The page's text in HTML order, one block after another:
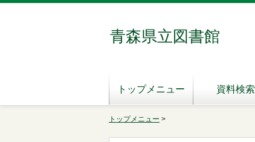
青森県立図書館
トップメニュー 資料検索
トップメニュー >